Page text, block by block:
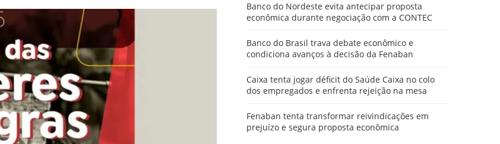
Banco do Nordeste evita antecipar proposta
econômica durante negociação com a CONTEC
Banco do Brasil trava debate econômico e
condiciona avanços à decisão da Fenaban
Caixa tenta jogar déficit do Saúde Caixa no colo
dos empregados e enfrenta rejeição na mesa
Fenaban tenta transformar reivindicações em
prejuízo e segura proposta econômica